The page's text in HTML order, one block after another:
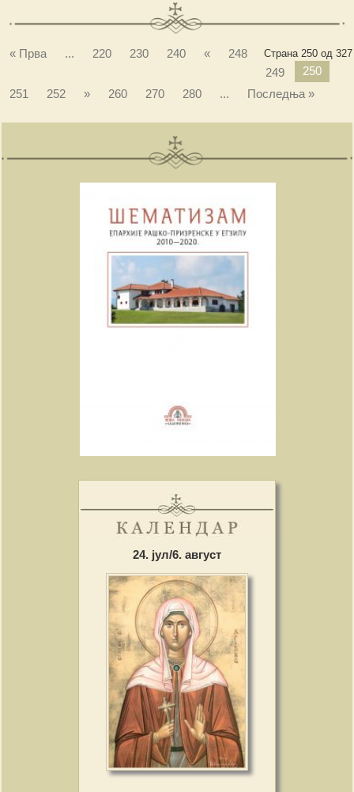
Страна 250 од 327
« Прва ... 220 230 240 «
248
249
250
251
252 » 260 270 280 ... Последња »
24. јул/6. август